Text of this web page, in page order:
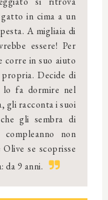
in cima a un
A migliaia di
essere! Per
corre in suo aiuto
Decide di
lo fa dormire nel
gli racconta i suoi
gli sembra di
non
se scoprisse
da 9 anni.